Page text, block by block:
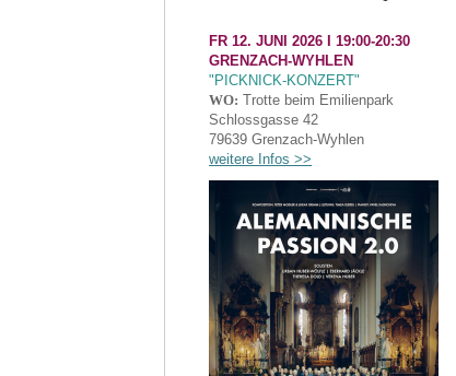
FR 12. JUNI 2026 I
19:00-20:30
GRENZACH-WYHLEN
"PICKNICK-KONZERT"
WO: Trotte beim Emilienpark
Schlossgasse 42
79639 Grenzach-Wyhlen
weitere Infos >>